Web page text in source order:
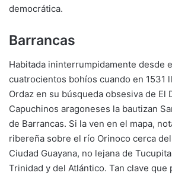
democrática.
Barrancas
Habitada ininterrumpidamente desde
cuatrocientos bohíos cuando en 1531
Ordaz en su búsqueda obsesiva de El
Capuchinos aragoneses la bautizan
de Barrancas. Si la ven en el mapa,
ribereña sobre el río Orinoco cerca
Ciudad Guayana, no lejana de
Trinidad y del Atlántico. Tan clave que